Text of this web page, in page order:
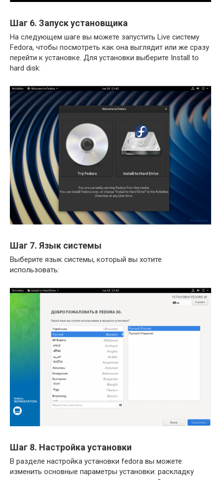
Шаг 6. Запуск установщика
На следующем шаге вы можете запустить Live систему
Fedora, чтобы посмотреть как она выглядит или же сразу
перейти к установке. Для установки выберите Install to
hard disk:
Шаг 7. Язык системы
Выберите язык системы, который вы хотите
использовать:
Шаг 8. Настройка установки
В разделе настройка установки fedora вы можете
изменить основные параметры установки: раскладку